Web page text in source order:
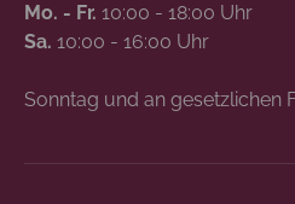
Mo. - Fr. 10:00 - 18:00 Uhr
Sa. 10:00 - 16:00 Uhr
Sonntag und an gesetzlichen